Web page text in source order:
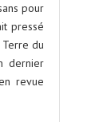
pour
pressé
du
dernier
revue